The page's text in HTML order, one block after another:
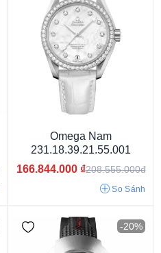
Omega Nam
231.18.39.21.55.001
166.844.000 ₫208.555.000đ
So Sánh
-20%